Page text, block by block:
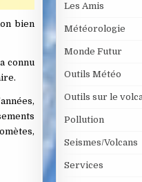
bien
connu
Les Amis
Météorologie
Monde Futur
Outils Météo
Outils sur le
Pollution
Seismes/Volcans
Services